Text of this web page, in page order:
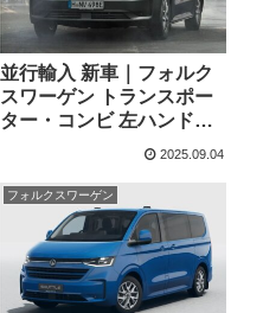
並行輸入 新車｜フォルク
スワーゲン トランスポー
ター・コンビ 左ハンドル
欧州仕様（2025-）に乗
要・スペック・価格の情
2025.09.04
フォルクスワーゲン